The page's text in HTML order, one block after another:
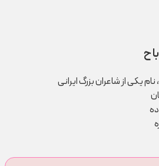
ح
یکی از شاعران بزرگ ایرانی